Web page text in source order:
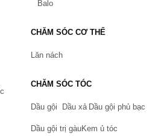
Menturm Medicated hỗ trợ làm mềm môi
nhỏ gọn và tiện dụng
Sleeping Repair Mask
Balo
CHĂM SÓC CƠ THỂ
Lăn nách
CHĂM SÓC TÓC
Dầu gội Dầu xả Dầu gội phủ bạc
Dầu gội trị gàuKem ủ tóc